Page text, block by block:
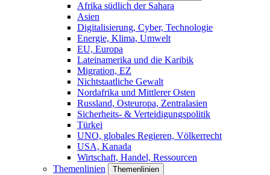
Afrika südlich der Sahara
Asien
Digitalisierung, Cyber, Technologie
Energie, Klima, Umwelt
EU, Europa
Lateinamerika und die Karibik
Migration, EZ
Nichtstaatliche Gewalt
Nordafrika und Mittlerer Osten
Russland, Osteuropa, Zentralasien
Sicherheits- & Verteidigungspolitik
Türkei
UNO, globales Regieren, Völkerrecht
USA, Kanada
Wirtschaft, Handel, Ressourcen
Themenlinien
Themenlinien